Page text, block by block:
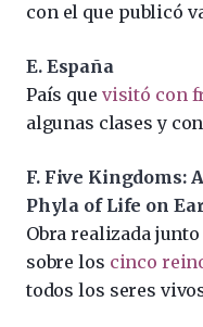
con el que publicó
E. España
País que visitó con
algunas clases y
F. Five Kingdoms:
Phyla of Life on
Obra realizada junto
sobre los cinco
todos los seres